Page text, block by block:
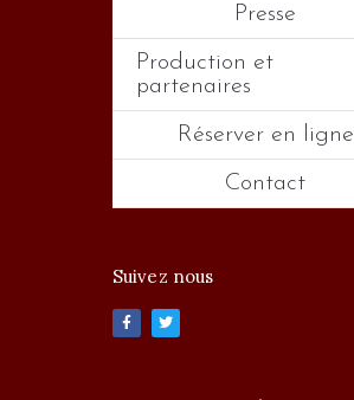
Presse
Production et
partenaires
Réserver en ligne
Contact
Suivez nous